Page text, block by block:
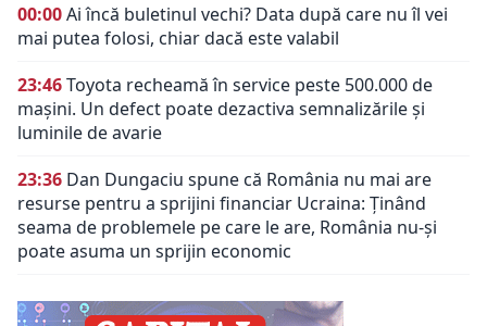
00:00Ai încă buletinul vechi? Data după care nu îl vei
mai putea folosi, chiar dacă este valabil
23:46Toyota recheamă în service peste 500.000 de
mașini. Un defect poate dezactiva semnalizările și
luminile de avarie
23:36 Dan Dungaciu spune că România nu mai are
resurse pentru a sprijini financiar Ucraina: Ținând
seama de problemele pe care le are, România nu-și
poate asuma un sprijin economic